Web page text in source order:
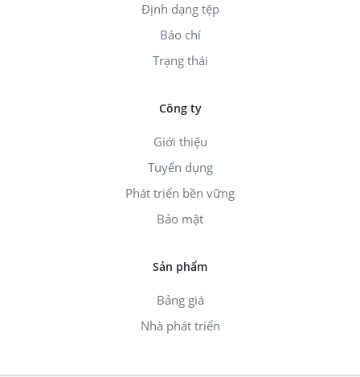
Định dạng tệp
Báo chí
Trạng thái
Công ty
Giới thiệu
Tuyển dụng
Phát triển bền vững
Bảo mật
Sản phẩm
Bảng giá
Nhà phát triển